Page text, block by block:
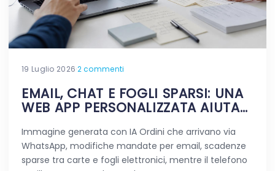
19 Luglio 2026·2 commenti
EMAIL, CHAT E FOGLI SPARSI: UNA
WEB APP PERSONALIZZATA AIUTA
Immagine generata con IA Ordini che arrivano via
WhatsApp, modifiche mandate per email, scadenze
sparse tra carte e fogli elettronici, mentre il telefono